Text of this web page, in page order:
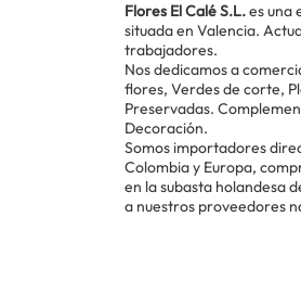
Flores El Calé S.L.es una
situada en Valencia.
trabajadores.
Nos dedicamos a
flores, Verdes de corte,
Preservadas.
Decoración.
Somos importadores
Colombia y Europa,
en la subasta holandesa
a nuestros proveedores